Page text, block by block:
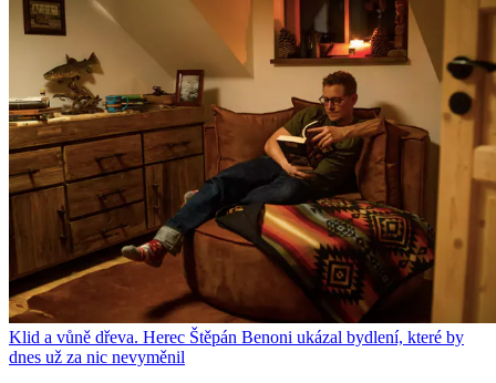
Klid a vůně dřeva. Herec Štěpán Benoni ukázal bydlení, které by
dnes už za nic nevyměnil